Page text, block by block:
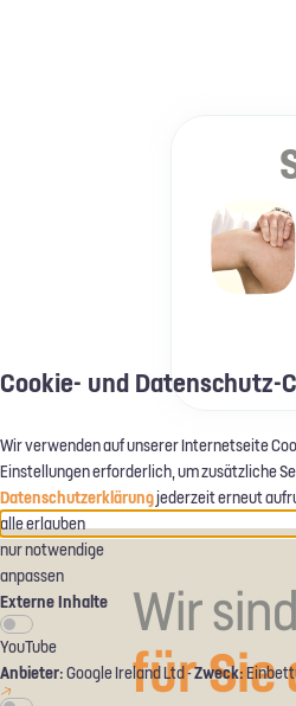
Wir sind
für Sie
Cookie- und Datenschutz-
Wir verwenden auf unserer Internetseite
Einstellungen erforderlich, um zusätzliche
Datenschutzerklärungjederzeit erneut
alle erlauben
nur notwendige
anpassen
Externe Inhalte
YouTube
Anbieter:Google Ireland Ltd -Zweck: